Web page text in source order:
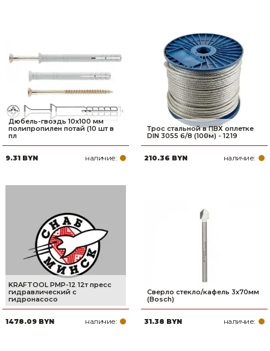
Дюбель-гвоздь 10х100 мм
полипропилен потай (10 шт в
пл
9.31 BYN наличие:
Трос стальной в ПВХ оплетке
DIN 3055 6/8 (100м) - 1219
210.36 BYN наличие:
KRAFTOOL PMP-12 12т пресс
гидравлический с
гидронасосо
1478.09 BYN наличие:
Сверло стекло/кафель 3х70мм
(Bosch)
31.38 BYN наличие: